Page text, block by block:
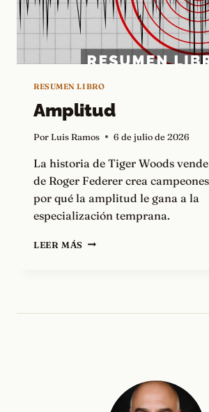
RESUMEN LIBRO
Amplitud
Por Luis Ramos 6 de julio de 2026
La historia de Tiger Woods
de Roger Federer crea
por qué la amplitud le gana a la
especialización temprana.
LEER MÁS AMPLITUD